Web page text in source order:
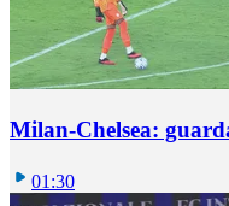
Milan-Chelsea:
01:30